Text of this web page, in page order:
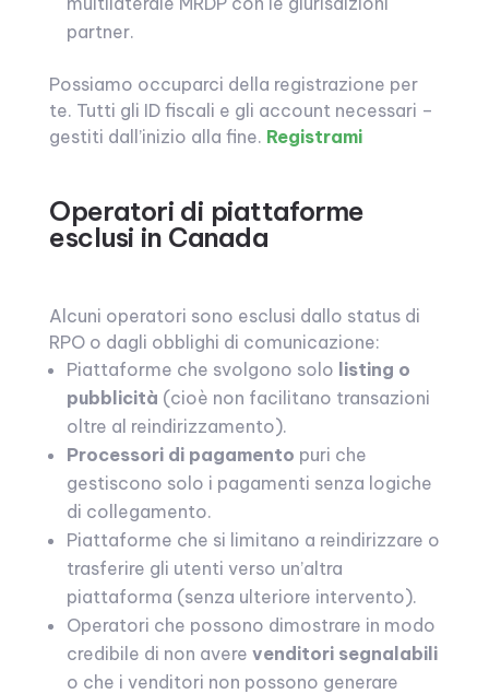
partner.
Possiamo occuparci della registrazione per
te. Tutti gli ID fiscali e gli account necessari –
gestiti dall’inizio alla fine. Registrami
Operatori di piattaforme
esclusi in Canada
Alcuni operatori sono esclusi dallo status di
RPO o dagli obblighi di comunicazione:
Piattaforme che svolgono solo listing o
pubblicità (cioè non facilitano transazioni
oltre al reindirizzamento).
Processori di pagamento puri che
gestiscono solo i pagamenti senza logiche
di collegamento.
Piattaforme che si limitano a reindirizzare o
trasferire gli utenti verso un’altra
piattaforma (senza ulteriore intervento).
Operatori che possono dimostrare in modo
credibile di non avere venditori segnalabili
o che i venditori non possono generare